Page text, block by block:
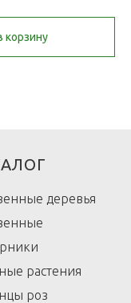
корзину
деревья
растения
роз